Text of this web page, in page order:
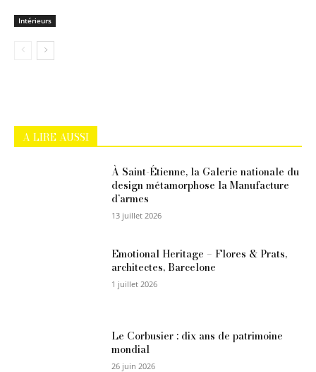
Intérieurs
A LIRE AUSSI
À Saint-Étienne, la Galerie nationale du
design métamorphose la Manufacture
d’armes
13 juillet 2026
Emotional Heritage – Flores & Prats,
architectes, Barcelone
1 juillet 2026
Le Corbusier : dix ans de patrimoine
mondial
26 juin 2026